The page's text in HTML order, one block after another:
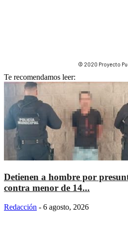
© 2020 Proyecto
Te recomendamos leer:
Detienen a hombre por
contra menor de 14...
Redacción - 6 agosto, 2026